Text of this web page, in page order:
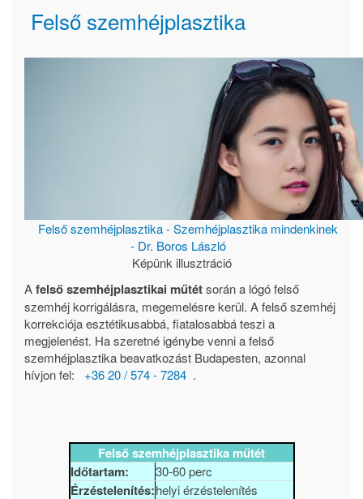
Felső szemhéjplasztika
Felső szemhéjplasztika - Szemhéjplasztika mindenkinek
- Dr. Boros László
Képünk illusztráció
Afelső szemhéjplasztikai műtétsorán a lógó felső
szemhéj korrigálásra, megemelésre kerül. A felső szemhéj
korrekciója esztétikusabbá, fiatalosabbá teszi a
megjelenést. Ha szeretné igénybe venni a felső
szemhéjplasztika beavatkozást Budapesten, azonnal
hívjon fel:
+36 20 / 574 - 7284 .
Felső szemhéjplasztika műtét
Időtartam:
30-60 perc
Érzéstelenítés:helyi érzéstelenítés